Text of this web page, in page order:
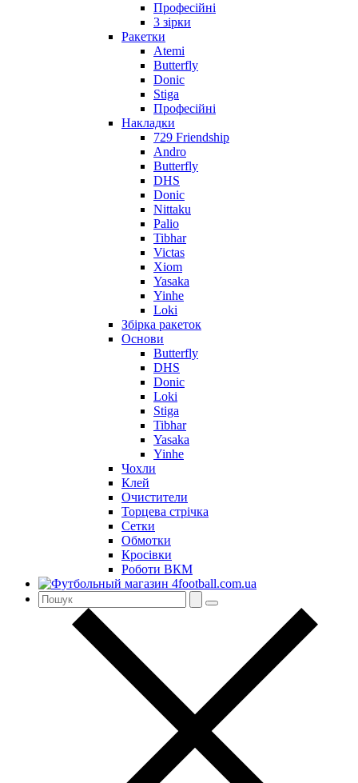
Професійні
3 зірки
Ракетки
Atemi
Butterfly
Donic
Stiga
Професійні
Накладки
729 Friendship
Andro
Butterfly
DHS
Donic
Nittaku
Palio
Tibhar
Victas
Xiom
Yasaka
Yinhe
Loki
Збірка ракеток
Основи
Butterfly
DHS
Donic
Loki
Stiga
Tibhar
Yasaka
Yinhe
Чохли
Клей
Очистители
Торцева стрічка
Сетки
Обмотки
Кросівки
Роботи ВКМ